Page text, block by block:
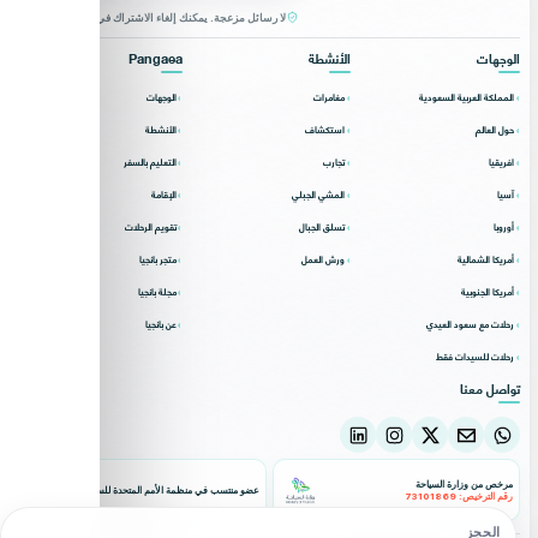
لا رسائل مزعجة. يمكنك إلغاء الاشتراك في أي وقت.
الوجهات
المملكة العربية السعودية
حول العالم
افريقيا
آسيا
أوروبا
أمريكا الشمالية
أمريكا الجنوبية
رحلات مع سعود العيدي
رحلات للسيدات فقط
الأنشطة
مغامرات
استكشاف
تجارب
المشي الجبلي
تسلق الجبال
ورش العمل
Pangaea
الوجهات
الأنشطة
التعليم بالسفر
الإقامة
تقويم الرحلات
متجر بانجيا
مجلة بانجيا
عن بانجيا
تواصل معنا
مرخص من وزارة السياحة
رقم الترخيص: 73101869
عضو منتسب في منظمة الأمم المتحدة للسياحة
الحجز